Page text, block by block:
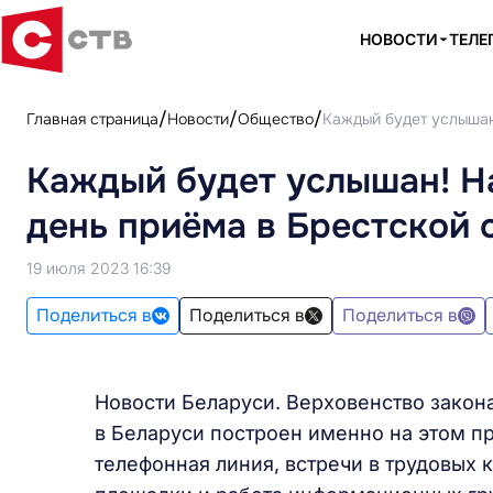
НОВОСТИ
Главная страница Новости Общество Каждый будет
Каждый будет услышан!
день приёма в Брестской
19 июля 2023 16:39
Поделиться в Поделиться в Поделиться в
Новости Беларуси. Верховенство
в Беларуси построен именно на этом
телефонная линия, встречи в трудовых